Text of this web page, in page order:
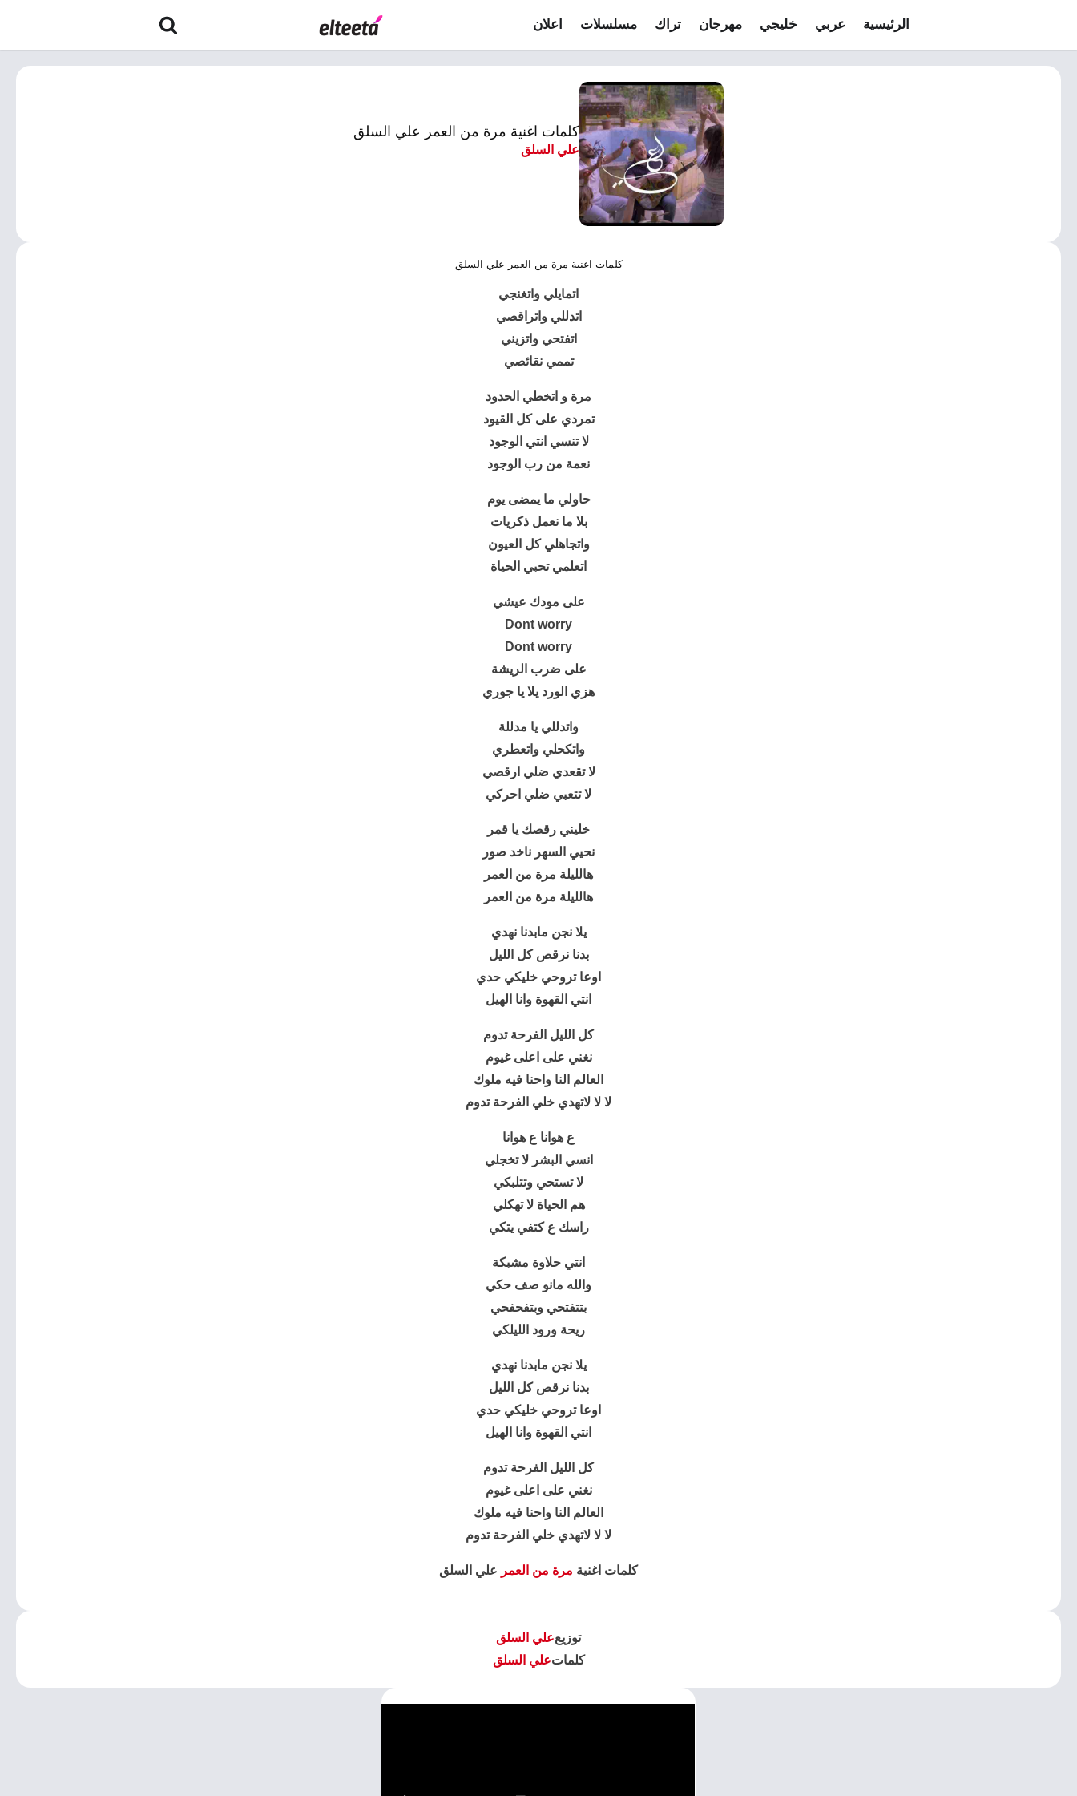
الرئيسية عربي خليجي مهرجان تراك مسلسلات اعلان
كلمات اغنية مرة من العمر علي السلق
علي السلق
كلمات اغنية مرة من العمر علي السلق
اتمايلي واتغنجي
اتدللي واتراقصي
اتفتحي واتزيني
تممي نقائصي
مرة و اتخطي الحدود
تمردي على كل القيود
لا تنسي انتي الوجود
نعمة من رب الوجود
حاولي ما يمضى يوم
بلا ما نعمل ذكريات
واتجاهلي كل العيون
اتعلمي تحبي الحياة
على مودك عيشي
Dont worry
Dont worry
على ضرب الريشة
هزي الورد يلا يا جوري
واتدللي يا مدللة
واتكحلي واتعطري
لا تقعدي ضلي ارقصي
لا تتعبي ضلي احركي
خليني رقصك يا قمر
نحيي السهر ناخد صور
هالليلة مرة من العمر
هالليلة مرة من العمر
يلا نجن مابدنا نهدي
بدنا نرقص كل الليل
اوعا تروحي خليكي حدي
انتي القهوة وانا الهيل
كل الليل الفرحة تدوم
نغني على اعلى غيوم
العالم النا واحنا فيه ملوك
لا لا لاتهدي خلي الفرحة تدوم
ع هوانا ع هوانا
انسي البشر لا تخجلي
لا تستحي وتتلبكي
هم الحياة لا تهكلي
راسك ع كتفي يتكي
انتي حلاوة مشبكة
والله مانو صف حكي
بتتفتحي وبتفحفحي
ريحة ورود الليلكي
يلا نجن مابدنا نهدي
بدنا نرقص كل الليل
اوعا تروحي خليكي حدي
انتي القهوة وانا الهيل
كل الليل الفرحة تدوم
نغني على اعلى غيوم
العالم النا واحنا فيه ملوك
لا لا لاتهدي خلي الفرحة تدوم
كلمات اغنية مرة من العمر علي السلق
توزيععلي السلق
كلماتعلي السلق